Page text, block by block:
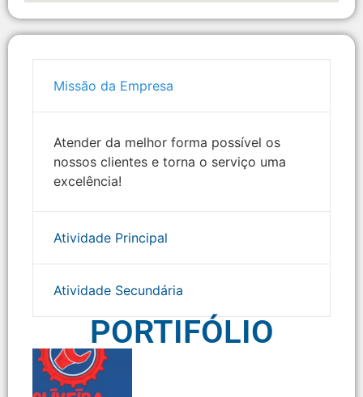
Missão da Empresa
Atender da melhor forma possível os
nossos clientes e torna o serviço uma
excelência!
Atividade Principal
Atividade Secundária
PORTIFÓLIO